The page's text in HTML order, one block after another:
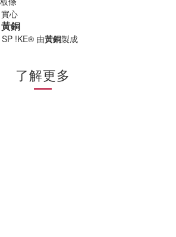
實心
黃銅
!KE® 由黃銅製成
了解更多